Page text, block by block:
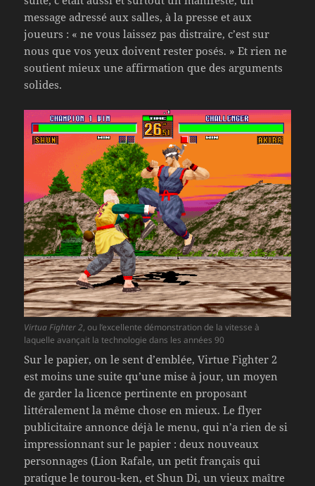
message adressé aux salles, à la presse et aux
joueurs : « ne vous laissez pas distraire, c’est sur
nous que vos yeux doivent rester posés. » Et rien ne
soutient mieux une affirmation que des arguments
solides.
Virtua Fighter 2, ou l’excellente démonstration de la vitesse à
laquelle avançait la technologie dans les années 90
Sur le papier, on le sent d’emblée, Virtue Fighter 2
est moins une suite qu’une mise à jour, un moyen
de garder la licence pertinente en proposant
littéralement la même chose en mieux. Le flyer
publicitaire annonce déjà le menu, qui n’a rien de si
impressionnant sur le papier : deux nouveaux
personnages (Lion Rafale, un petit français qui
pratique le tourou-ken, et Shun Di, un vieux maître